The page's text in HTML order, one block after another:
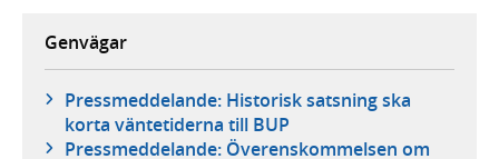
Genvägar
Pressmeddelande: Historisk satsning ska
korta väntetiderna till BUP
Pressmeddelande: Överenskommelsen om